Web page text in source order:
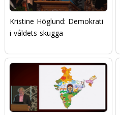
Kristine Höglund: Demokrati
i våldets skugga